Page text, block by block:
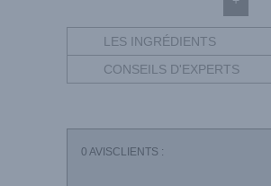
LES INGRÉDIENTS
CONSEILS D'EXPERTS
0 AVISCLIENTS :